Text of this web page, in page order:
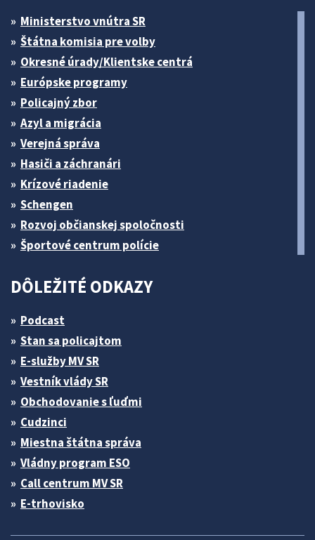
Ministerstvo vnútra SR
Štátna komisia pre volby
Okresné úrady/Klientske centrá
Európske programy
Policajný zbor
Azyl a migrácia
Verejná správa
Hasiči a záchranári
Krízové riadenie
Schengen
Rozvoj občianskej spoločnosti
Športové centrum polície
DÔLEŽITÉ ODKAZY
Podcast
Stan sa policajtom
E-služby MV SR
Vestník vlády SR
Obchodovanie s ľuďmi
Cudzinci
Miestna štátna správa
Vládny program ESO
Call centrum MV SR
E-trhovisko